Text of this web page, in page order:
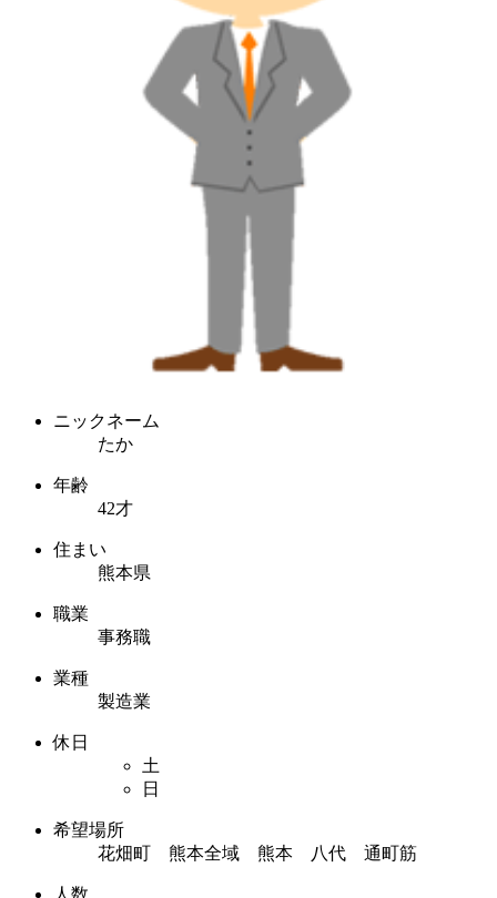
ニックネーム
たか
年齢
42才
住まい
熊本県
職業
事務職
業種
製造業
休日
土
日
希望場所
花畑町 熊本全域 熊本 八代 通町筋